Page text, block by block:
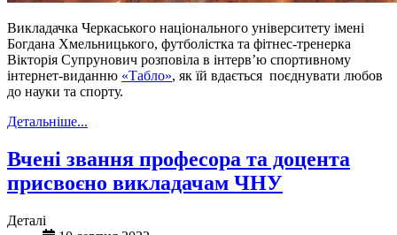
Викладачка Черкаського національного університету імені
Богдана Хмельницького, футболістка та фітнес-тренерка
Вікторія Супрунович розповіла в інтерв’ю спортивному
інтернет-виданню «Табло», як їй вдається поєднувати любов
до науки та спорту.
Детальніше...
Вчені звання професора та доцента
присвоєно викладачам ЧНУ
Деталі